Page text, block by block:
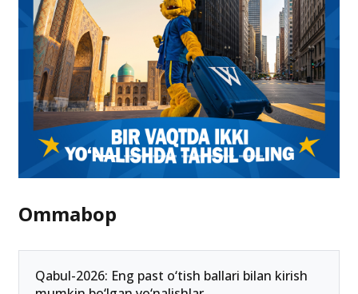
Ommabop